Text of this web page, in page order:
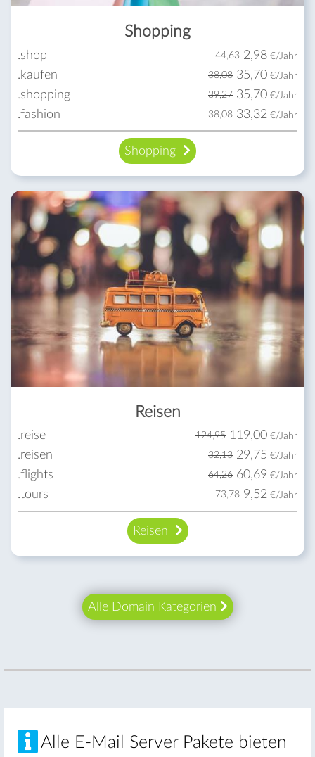
Shopping
.shop 44,63 2,98 €/Jahr
.kaufen 38,08 35,70 €/Jahr
.shopping 39,27 35,70 €/Jahr
.fashion 38,08 33,32 €/Jahr
Shopping
Reisen
.reise 124,95 119,00 €/Jahr
.reisen 32,13 29,75 €/Jahr
.flights 64,26 60,69 €/Jahr
.tours 73,78 9,52 €/Jahr
Reisen
Alle Domain Kategorien
Alle E-Mail Server Pakete bieten